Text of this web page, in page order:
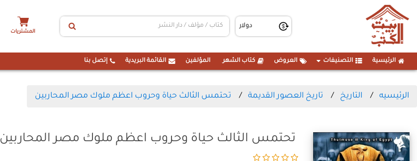
المشتريات
الرئيسية التصنيفات العروض كتاب الشهر المؤلفين القائمة البريدية إتصل بنا
الرئيسيه التاريخ تاريخ العصور القديمة تحتمس الثالث حياة وحروب اعظم ملوك مصر المحاربين
تحتمس الثالث حياة وحروب اعظم ملوك مصر المحاربين